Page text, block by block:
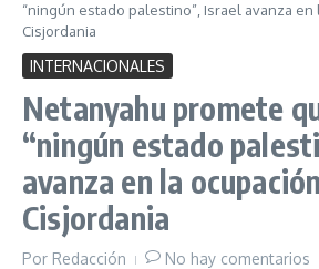
“ningún estado palestino”, Israel avanza en
Cisjordania
INTERNACIONALES
Netanyahu promete
“ningún estado
avanza en la
Cisjordania
Por Redacción
No hay comentarios